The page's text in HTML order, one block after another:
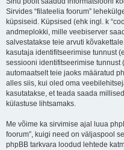
Sirvides “filateelia foorum”
küpsiseid. Küpsised (ehk ingl. k
andmeplokki, mille veebiserver
salvestatakse teie arvuti
kasutaja identifitseerimise tunnust
sessiooni identifitseerimise tunnust
automaatselt teie jaoks määratud
alles siis, kui oled oma
kasutatakse, et teada saada
külastuse lihtsamaks.
Me võime ka sirvimise ajal luua
foorum”, kuigi need on väljaspool
phpBB tarkvara loodud lehtede